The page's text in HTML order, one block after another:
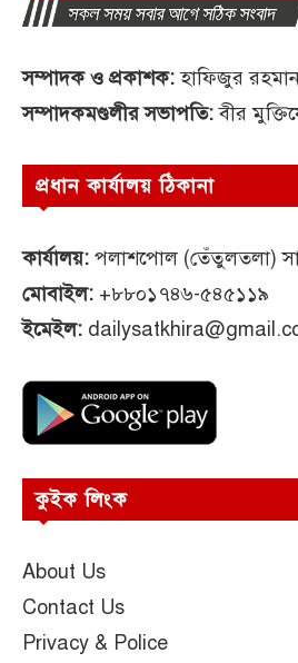
সম্পাদক ও প্রকাশক:হাফিজুর
সম্পাদকমণ্ডলীর সভাপতি:বীর
প্রধান কার্যালয় ঠিকানা
কার্যালয়: পলাশপোল (তেঁতুলতলা)
মোবাইল: +৮৮০১৭৪৬-৫৪৫১১৯
ইমেইল:
কুইক লিংক
About Us
Contact Us
Privacy & Police